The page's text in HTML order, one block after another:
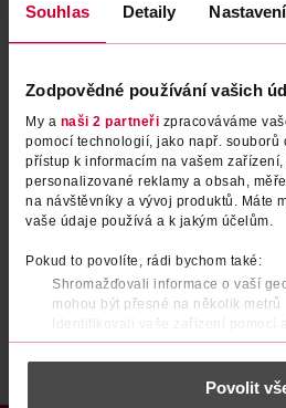
Souhlas Detaily
Zodpovědné používání vašich
My a naši 2 partneři zpracováváme
pomocí technologií, jako např. souborů
přístup k informacím na vašem
personalizované reklamy a obsah,
na návštěvníky a vývoj produktů. Máte
vaše údaje používá a k jakým účelům.
Pokud to povolíte, rádi bychom také:
Shromažďovali informace o vaší
mohou být přesné na několik metrů
Identifikovali vaše zařízení pomocí
konkrétní charakteristiky (otisk
Zjistěte více o tom, jak zpracováváme
části s podrobnostmi .
Povolit
PŘIHLÁSIT SE
Po registraci se stáváte členem ROSSMANN CLUBu a